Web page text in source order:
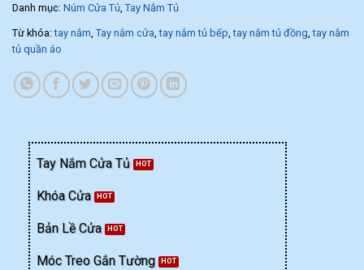
Danh mục: Núm Cửa Tủ Tay Nắm Tủ
Từ khóa:tay nắm Tay nắm cửa ,tay nắm tủ bếp ,tay nắm tủ đồng ,tay nắm
tủ quần áo
Tay Nắm Cửa Tủ
Khóa Cửa
Bản Lề Cửa
Móc Treo Gắn Tường